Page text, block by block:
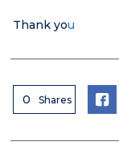
Thank you
0 Shares